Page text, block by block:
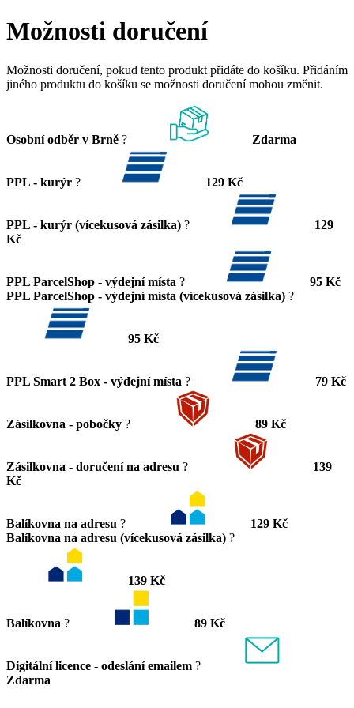
Možnosti doručení
Možnosti doručení, pokud tento produkt přidáte do košíku. Přidáním
jiného produktu do košíku se možnosti doručení mohou změnit.
Osobní odběr v Brně ? Zdarma
PPL - kurýr ? 129 Kč
PPL - kurýr (vícekusová zásilka) ?
129
Kč
PPL ParcelShop - výdejní místa ?
95 Kč
PPL ParcelShop - výdejní místa (vícekusová zásilka) ?
95 Kč
PPL Smart 2 Box - výdejní místa ? 79 Kč
Zásilkovna - pobočky ? 89 Kč
Zásilkovna - doručení na adresu ?
139
Kč
Balíkovna na adresu ?
129 Kč
Balíkovna na adresu (vícekusová zásilka) ?
139 Kč
Balíkovna ? 89 Kč
Digitální licence - odeslání emailem ?
Zdarma